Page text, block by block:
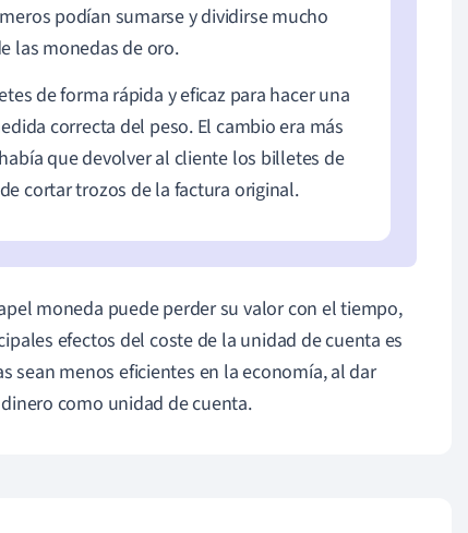
podían sumarse y dividirse mucho
las monedas de oro.
de forma rápida y eficaz para hacer una
correcta del peso. El cambio era más
que devolver al cliente los billetes de
cortar trozos de la factura original.
moneda puede perder su valor con el tiempo,
efectos del coste de la unidad de cuenta es
sean menos eficientes en la economía, al dar
como unidad de cuenta.